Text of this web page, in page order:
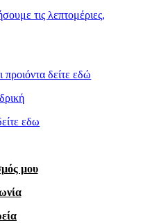
τις λεπτομέριες,
δείτε εδώ
εδω
μου